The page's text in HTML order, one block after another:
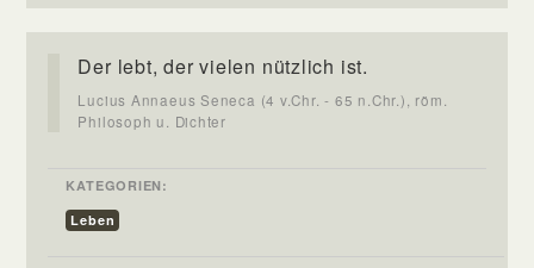
Der lebt, der vielen nützlich ist.
Lucius Annaeus Seneca (4 v.Chr. - 65 n.Chr.), röm.
Philosoph u. Dichter
KATEGORIEN:
Leben